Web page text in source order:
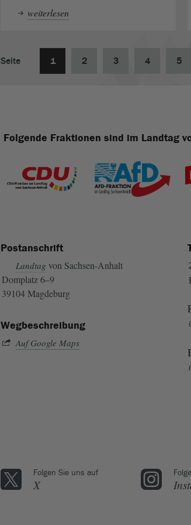
weiterlesen
Seite 1 2 3 4 5
Folgende Fraktionen sind im Landtag
Postanschrift
Landtag von Sachsen-Anhalt
Domplatz 6–9
39104 Magdeburg
Wegbeschreibung
Auf Google Maps
Folgen Sie uns auf
X